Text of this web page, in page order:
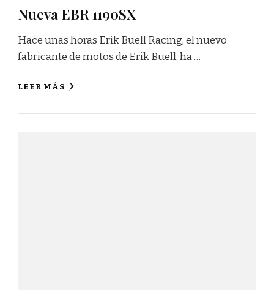
Nueva EBR 1190SX
Hace unas horas Erik Buell Racing, el nuevo
fabricante de motos de Erik Buell, ha …
LEER MÁS